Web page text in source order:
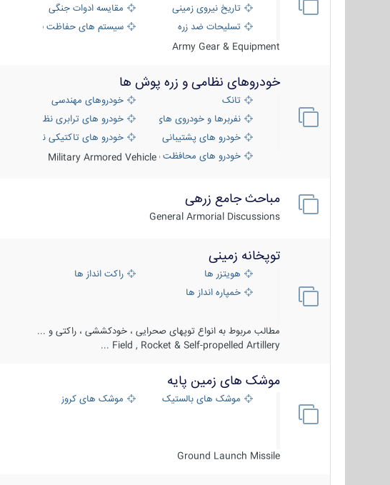
تاریخ نیروی زمینی
مقایسه ادوات جنگی
تسلیحات ضد زره
سیستم های حفاظت فعال
Army Gear & Equipment
خودروهای نظامی و زره پوش ها
تانک
خودروهای مهندسی
نفربرها و خودروی های رزمی پیاده نظامخودرو های ترابری نظامی
خودرو های پشتیبانی آتش ، شناسایی و ضد تانک
خودرو های تاکتیکی نظامی
خودرو های محافظت شدهMilitary Armored Vehicle
مباحث جامع زرهی
General Armorial Discussions
توپخانه زمینی
هویتزر ها
راکت انداز ها
خمپاره انداز ها
مطالب مربوط به انواع توپهای صحرایی ، خودکششی ، راکتی و ...
Field , Rocket & Self-propelled Artillery ...
موشک های زمین پایه
موشک های بالستیک موشک های کروز
Ground Launch Missile